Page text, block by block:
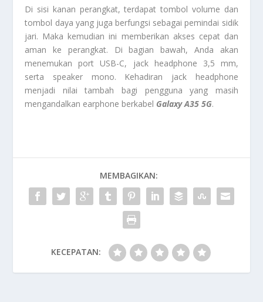
Di sisi kanan perangkat, terdapat tombol volume dan
tombol daya yang juga berfungsi sebagai pemindai sidik
jari. Maka kemudian ini memberikan akses cepat dan
aman ke perangkat. Di bagian bawah, Anda akan
menemukan port USB-C, jack headphone 3,5 mm,
serta speaker mono. Kehadiran jack headphone
menjadi nilai tambah bagi pengguna yang masih
mengandalkan earphone berkabel Galaxy A35 5G.
MEMBAGIKAN:
KECEPATAN: